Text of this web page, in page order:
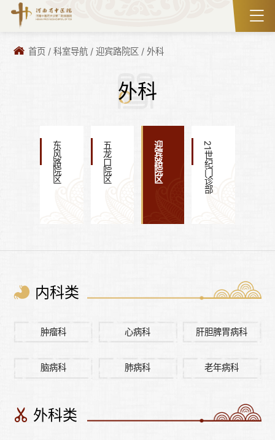
首页 /科室导航 /迎宾路院区 /外科
外科
东风路院区 五龙口院区 迎宾路院区 21世纪门诊部
内科类
肿瘤科 心病科 肝胆脾胃病科
脑病科 肺病科 老年病科
外科类